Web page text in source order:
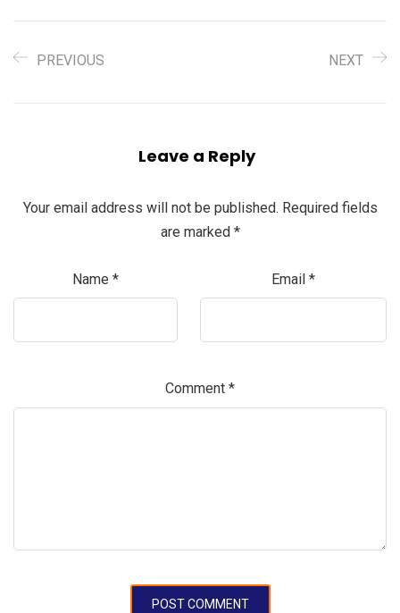
PREVIOUS NEXT
Leave a Reply
Your email address will not be published. Required fields
are marked *
Name * Email *
Comment *